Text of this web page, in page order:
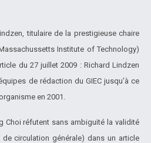
titulaire de la prestigieuse chaire
Institute of Technology)
du 27 juillet 2009 : Richard Lindzen
de rédaction du GIEC jusqu’à ce
en 2001.
Choi réfutent sans ambiguïté la validité
circulation générale) dans un article